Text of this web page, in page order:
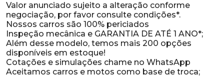
Valor anunciado sujeito a alteração conforme
negociação, por favor consulte condições*.
Nossos carros são 100% periciados
Inspeção mecânica e GARANTIA DE ATÉ 1 ANO*;
Além desse modelo, temos mais 200 opções
disponíveis em estoque!
Cotações e simulações chame no WhatsApp
Aceitamos carros e motos como base de troca;